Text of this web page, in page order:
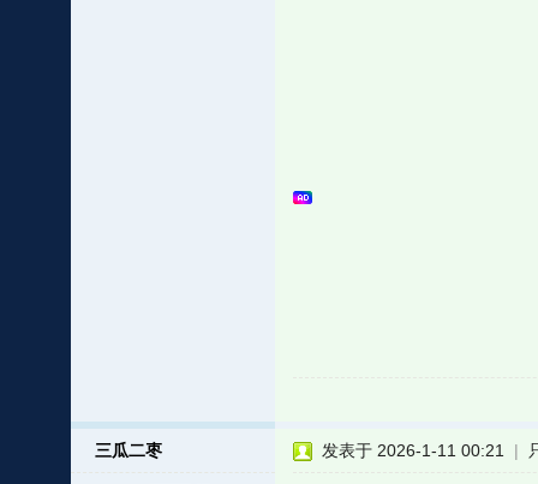
三瓜二枣 发表于 2026-1-11 00:21 |